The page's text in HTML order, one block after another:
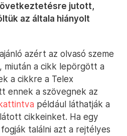
jutott,
az általa hiányolt
azért az olvasó szeme
miután a cikk lepörgött a
a cikkre a Telex
ennek a szövegnek az
például láthatják a
cikkeinket. Ha egy
találni azt a rejtélyes